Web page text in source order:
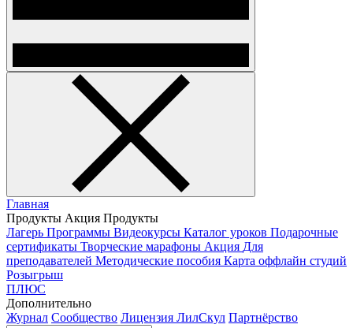
Главная
Продукты Акция Продукты
Лагерь Программы Видеокурсы Каталог уроков Подарочные
сертификаты Творческие марафоны Акция Для
преподавателей Методические пособия Карта оффлайн студий
Розыгрыш
ПЛЮС
Дополнительно
Журнал Сообщество Лицензия ЛилСкул Партнёрство